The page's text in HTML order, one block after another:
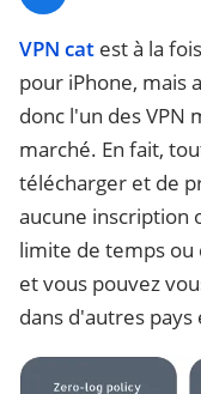
VPN cat est à la
pour iPhone, mais
donc l'un des VPN
marché. En fait,
télécharger et de
aucune inscription
limite de temps ou
et vous pouvez
dans d'autres pays